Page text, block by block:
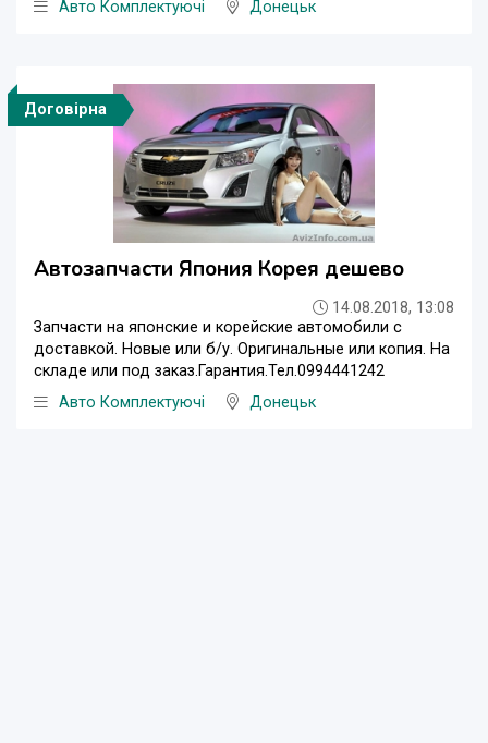
Авто Комплектуючі
Донецьк
Договірна
Автозапчасти Япония Корея дешево
14.08.2018, 13:08
Запчасти на японские и корейские автомобили с
доставкой. Новые или б/у. Оригинальные или копия. На
складе или под заказ.Гарантия.Тел.0994441242
Авто Комплектуючі
Донецьк